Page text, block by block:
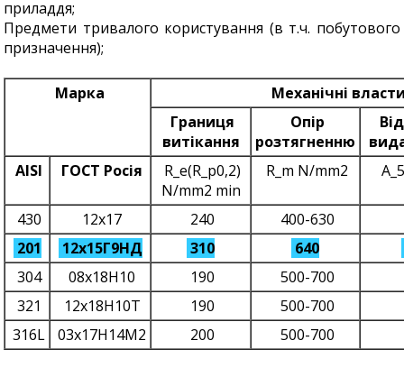
приладдя;
Предмети тривалого користування (в т.ч. побутового
призначення);
Марка
Механічні
Границя
витікання
Опір
розтягненню
AISI
ГОСТ Росія
R_e(R_p0,2)
N/mm2 min
R_m N/mm2
430 12x17 240 400-630
201
12x15Г9НД 310 640
304
08х18Н10 190 500-700
321
12х18Н10Т 190 500-700
316L
03х17Н14М2 200 500-700